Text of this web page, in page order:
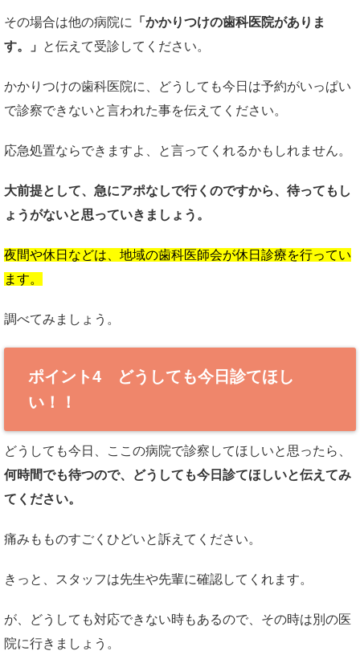
その場合は他の病院に
「かかりつけの歯科医院がありま
す。」
と伝えて受診してください。
かかりつけの歯科医院に、どうしても今日は予約がいっぱい
で診察できないと言われた事を伝えてください。
応急処置ならできますよ、と言ってくれるかもしれません。
大前提として、急にアポなしで行くのですから、待ってもし
ょうがないと思っていきましょう。
夜間や休日などは、地域の歯科医師会が休日診療を行ってい
ます。
調べてみましょう。
ポイント4 どうしても今日診てほし
い！！
どうしても今日、ここの病院で診察してほしいと思ったら、
何時間でも待つので、どうしても今日診てほしいと伝えてみ
てください。
痛みもものすごくひどいと訴えてください。
きっと、スタッフは先生や先輩に確認してくれます。
が、どうしても対応できない時もあるので、その時は別の医
院に行きましょう。